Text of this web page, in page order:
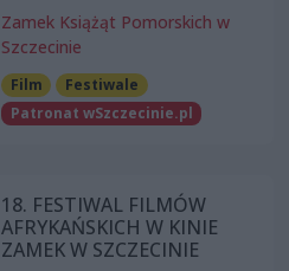
Zamek Książąt Pomorskich w
Szczecinie
Film
Festiwale
Patronat wSzczecinie.pl
18. FESTIWAL FILMÓW
AFRYKAŃSKICH W KINIE
ZAMEK W SZCZECINIE